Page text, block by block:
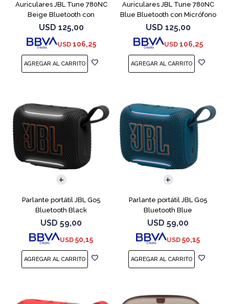
Auriculares JBL Tune 780NC
Beige Bluetooth con
Micrófono
USD 125,00
USD 106,25
Auriculares JBL Tune 780NC
Blue Bluetooth con Micrófono
USD 125,00
USD 106,25
Parlante portátil JBL Go5
Bluetooth Black
USD 59,00
USD 50,15
Parlante portátil JBL Go5
Bluetooth Blue
USD 59,00
USD 50,15